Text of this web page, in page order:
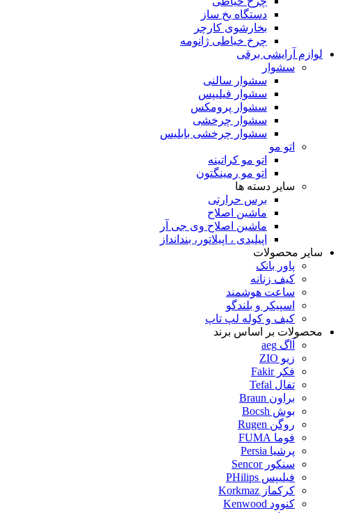
دستگاه یخ ساز
بخارشوی کارچر
چرخ خیاطی ژانومه
لوازم آرایشی برقی
سشوار
سشوار سالنی
سشوار فیلیپس
سشوار پرومکس
سشوار چرخشی
سشوار چرخشی بابلیس
اتو مو
اتو مو کراتینه
اتو مو رمینگتون
سایر دسته ها
برس حرارتی
ماشین اصلاح
ماشین اصلاح وی جی آر
اپیلیدی ، اپیلاتور، بندانداز
سایر محصولات
پاور بانک
کیف زنانه
ساعت هوشمند
اسپیکر و بلندگو
کیف و کوله لپ تاپ
محصولات بر اساس برند
آاگ aeg
زیو ZIO
فکر Fakir
تفال Tefal
براون Braun
بوش Bocsh
روگن Rugen
فوما FUMA
پرشیا Persia
سنکور Sencor
فیلیپس PHilips
کرکماز Korkmaz
کنوود Kenwood